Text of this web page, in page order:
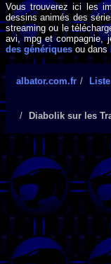
Vous trouverez ici les
dessins animés des
streaming ou le
avi, mpg et compagnie,
des génériques ou dans
albator.com.fr
Diabolik sur les